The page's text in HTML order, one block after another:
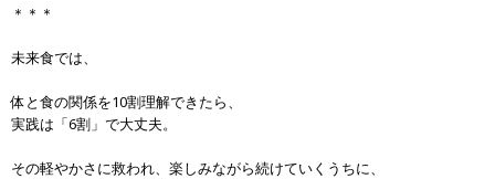
＊＊＊
未来食では、
体と食の関係を10割理解できたら、
実践は「6割」で大丈夫。
その軽やかさに救われ、楽しみながら続けていくうちに、